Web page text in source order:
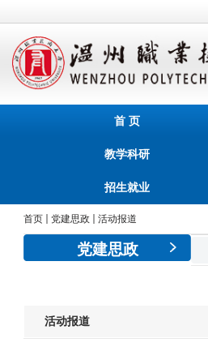
首 页
教学科研
招生就业
首页 党建思政 活动报道
党建思政
活动报道